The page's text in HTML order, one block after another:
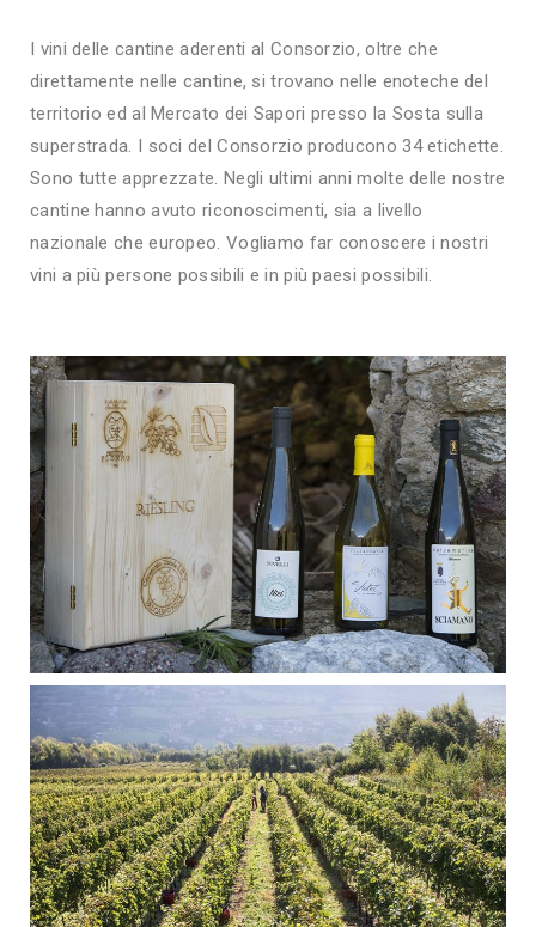
I vini delle cantine aderenti al Consorzio, oltre che
direttamente nelle cantine, si trovano nelle enoteche del
territorio ed al Mercato dei Sapori presso la Sosta sulla
superstrada. I soci del Consorzio producono 34 etichette.
Sono tutte apprezzate. Negli ultimi anni molte delle nostre
cantine hanno avuto riconoscimenti, sia a livello
nazionale che europeo. Vogliamo far conoscere i nostri
vini a più persone possibili e in più paesi possibili.